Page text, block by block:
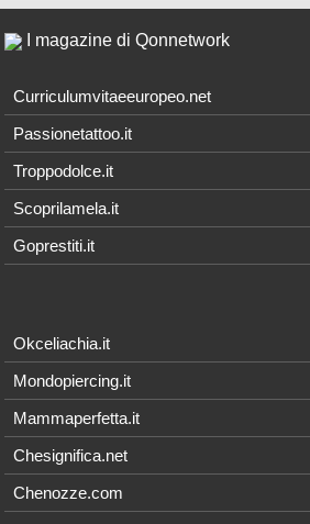
I magazine di Qonnetwork
Curriculumvitaeeuropeo.net
Passionetattoo.it
Troppodolce.it
Scoprilamela.it
Goprestiti.it
Okceliachia.it
Mondopiercing.it
Mammaperfetta.it
Chesignifica.net
Chenozze.com